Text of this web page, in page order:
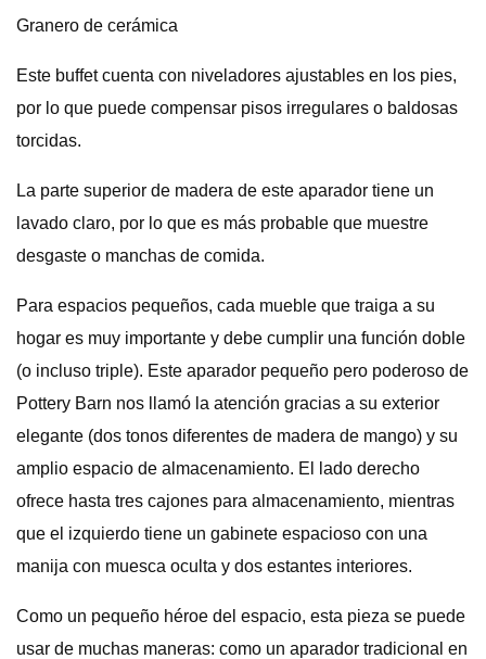
Granero de cerámica
Este buffet cuenta con niveladores ajustables en los pies,
por lo que puede compensar pisos irregulares o baldosas
torcidas.
La parte superior de madera de este aparador tiene un
lavado claro, por lo que es más probable que muestre
desgaste o manchas de comida.
Para espacios pequeños, cada mueble que traiga a su
hogar es muy importante y debe cumplir una función doble
(o incluso triple). Este aparador pequeño pero poderoso de
Pottery Barn nos llamó la atención gracias a su exterior
elegante (dos tonos diferentes de madera de mango) y su
amplio espacio de almacenamiento. El lado derecho
ofrece hasta tres cajones para almacenamiento, mientras
que el izquierdo tiene un gabinete espacioso con una
manija con muesca oculta y dos estantes interiores.
Como un pequeño héroe del espacio, esta pieza se puede
usar de muchas maneras: como un aparador tradicional en